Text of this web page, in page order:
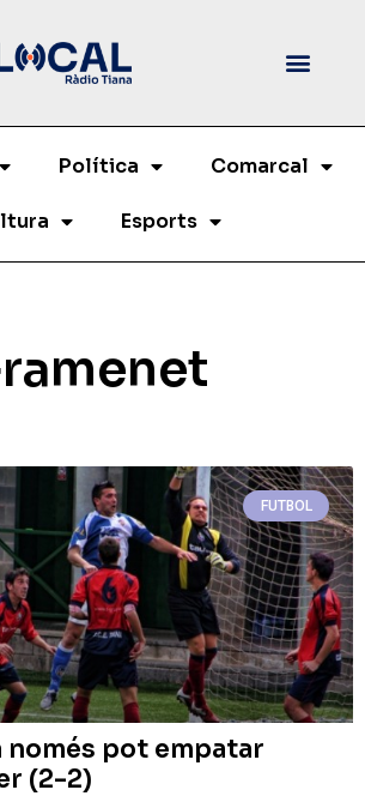
Política Comarcal
Esports
FUTBOL
només pot empatar
(2-2)